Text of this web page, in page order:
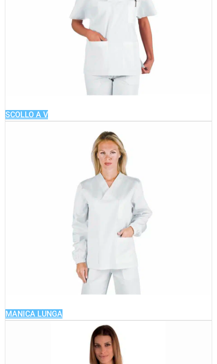
SCOLLO A V
MANICA LUNGA